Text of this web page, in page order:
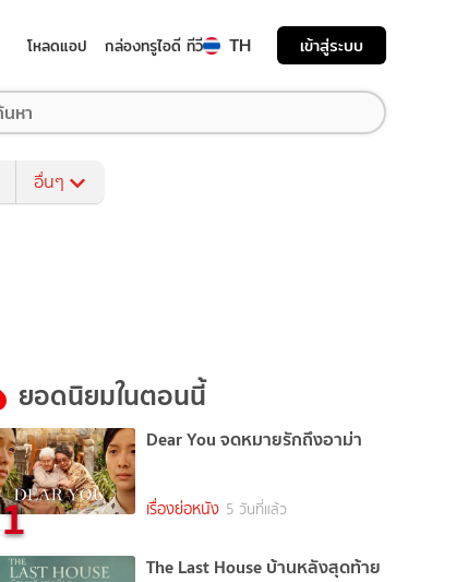
โหลดแอป กล่องทรูไอดี ทีวี TH เข้าสู่ระบบ
อื่นๆ
ยอดนิยมในตอนนี้
1
Dear You จดหมายรักถึงอาม่า
เรื่องย่อหนัง 5 วันที่แล้ว
The Last House บ้านหลังสุดท้าย